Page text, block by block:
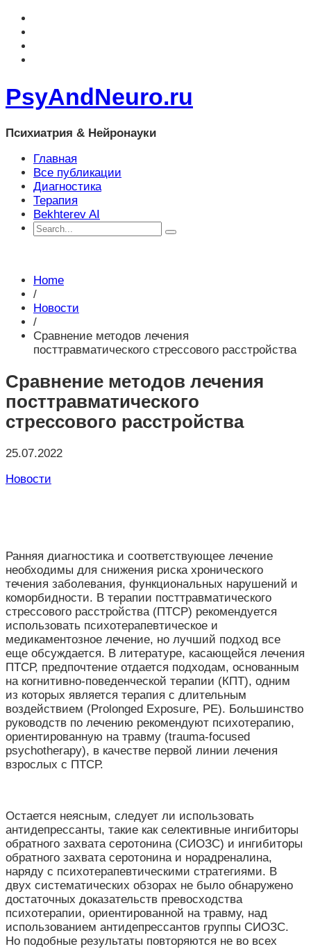
PsyAndNeuro.ru
Психиатрия & Нейронауки
Главная
Все публикации
Диагностика
Терапия
Bekhterev AI
Home
/
Новости
/
Сравнение методов лечения
посттравматического стрессового расстройства
Сравнение методов лечения
посттравматического
стрессового расстройства
25.07.2022
Новости
Ранняя диагностика и соответствующее лечение
необходимы для снижения риска хронического
течения заболевания, функциональных нарушений и
коморбидности. В терапии посттравматического
стрессового расстройства (ПТСР) рекомендуется
использовать психотерапевтическое и
медикаментозное лечение, но лучший подход все
еще обсуждается. В литературе, касающейся лечения
ПТСР, предпочтение отдается подходам, основанным
на когнитивно-поведенческой терапии (КПТ), одним
из которых является терапия с длительным
воздействием (Prolonged Exposure, PE). Большинство
руководств по лечению рекомендуют психотерапию,
ориентированную на травму (trauma-focused
psychotherapy), в качестве первой линии лечения
взрослых с ПТСР.
Остается неясным, следует ли использовать
антидепрессанты, такие как селективные ингибиторы
обратного захвата серотонина (СИОЗС) и ингибиторы
обратного захвата серотонина и норадреналина,
наряду с психотерапевтическими стратегиями. В
двух систематических обзорах не было обнаружено
достаточных доказательств превосходства
психотерапии, ориентированной на травму, над
использованием антидепрессантов группы СИОЗС.
Но подобные результаты повторяются не во всех